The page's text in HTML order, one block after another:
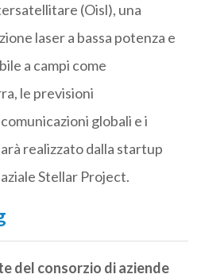
(Oisl), una
laser a bassa potenza e
a campi come
le previsioni
globali e i
realizzato dalla startup
Stellar Project.
del consorzio di aziende